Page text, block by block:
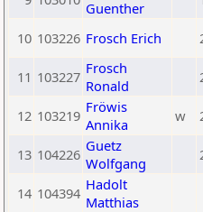
Guenther
10 103226 Frosch Erich
11 103227 Frosch
Ronald
12 103219 Fröwis
Annika
w
13 104226 Guetz
Wolfgang
14 104394 Hadolt
Matthias